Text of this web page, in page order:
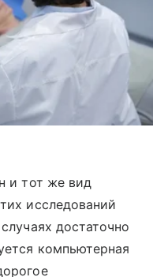
и тот же вид
исследований
достаточно
компьютерная